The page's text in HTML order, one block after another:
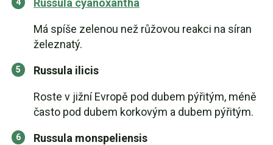
Russula cyanoxantha
Má spíše zelenou než růžovou reakci na síran
železnatý.
Russula ilicis
Roste v jižní Evropě pod dubem pýřitým, méně
často pod dubem korkovým a dubem pýřitým.
Russula monspeliensis